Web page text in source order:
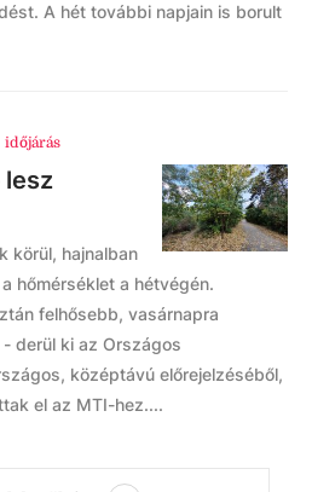
A hét további napjain is borult
időjárás
lesz
körül, hajnalban
hőmérséklet a hétvégén.
felhősebb, vasárnapra
derül ki az Országos
középtávú előrejelzéséből,
el az MTI-hez....